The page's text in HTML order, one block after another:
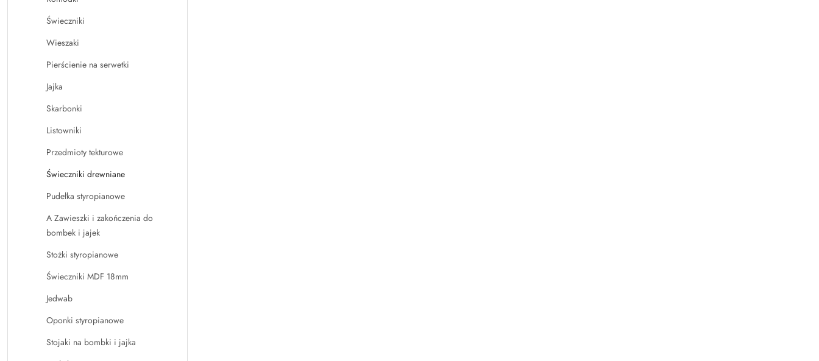
Świeczniki
Wieszaki
Pierścienie na serwetki
Jajka
Skarbonki
Listowniki
Przedmioty tekturowe
Świeczniki drewniane
Pudełka styropianowe
A Zawieszki i zakończenia do
bombek i jajek
Stożki styropianowe
Świeczniki MDF 18mm
Jedwab
Oponki styropianowe
Stojaki na bombki i jajka